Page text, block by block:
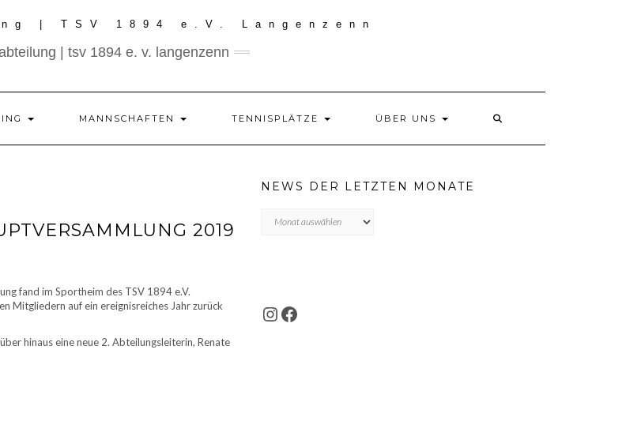
| tsv 1894 e. v. langenzenn
MANNSCHAFTEN TENNISPLÄTZE ÜBER UNS
2019
fand im Sportheim des TSV 1894 e.V.
Mitgliedern auf ein ereignisreiches Jahr zurück
hinaus eine neue 2. Abteilungsleiterin, Renate
NEWS DER LETZTEN MONATE
der
INSTAGRAM
FACEBOOK